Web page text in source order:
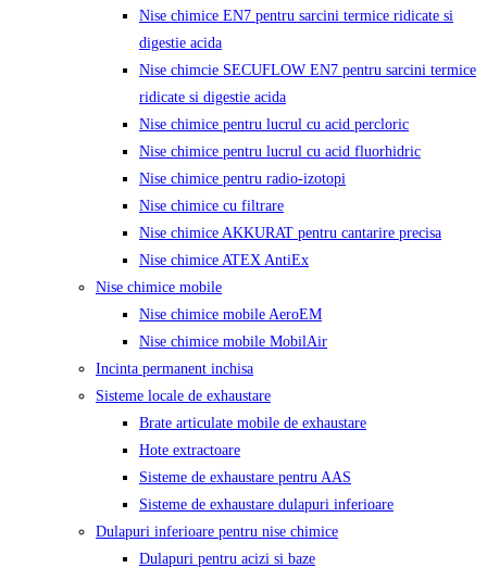
Nise chimice EN7 pentru sarcini termice ridicate si
digestie acida
Nise chimcie SECUFLOW EN7 pentru sarcini termice
ridicate si digestie acida
Nise chimice pentru lucrul cu acid percloric
Nise chimice pentru lucrul cu acid fluorhidric
Nise chimice pentru radio-izotopi
Nise chimice cu filtrare
Nise chimice AKKURAT pentru cantarire precisa
Nise chimice ATEX AntiEx
Nise chimice mobile
Nise chimice mobile AeroEM
Nise chimice mobile MobilAir
Incinta permanent inchisa
Sisteme locale de exhaustare
Brate articulate mobile de exhaustare
Hote extractoare
Sisteme de exhaustare pentru AAS
Sisteme de exhaustare dulapuri inferioare
Dulapuri inferioare pentru nise chimice
Dulapuri pentru acizi si baze